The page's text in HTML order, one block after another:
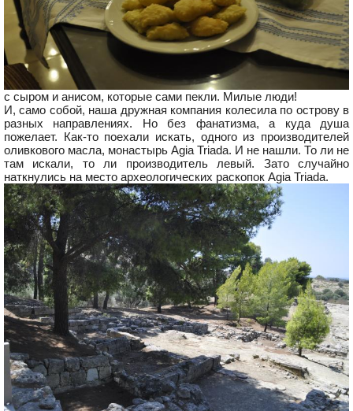
с сыром и анисом, которые сами пекли. Милые люди!
И, само собой, наша дружная компания колесила по острову в
разных направлениях. Но без фанатизма, а куда душа
пожелает. Как-то поехали искать, одного из производителей
оливкового масла, монастырь Agia Triada. И не нашли. То ли не
там искали, то ли производитель левый. Зато случайно
наткнулись на место археологических раскопок Agia Triada.